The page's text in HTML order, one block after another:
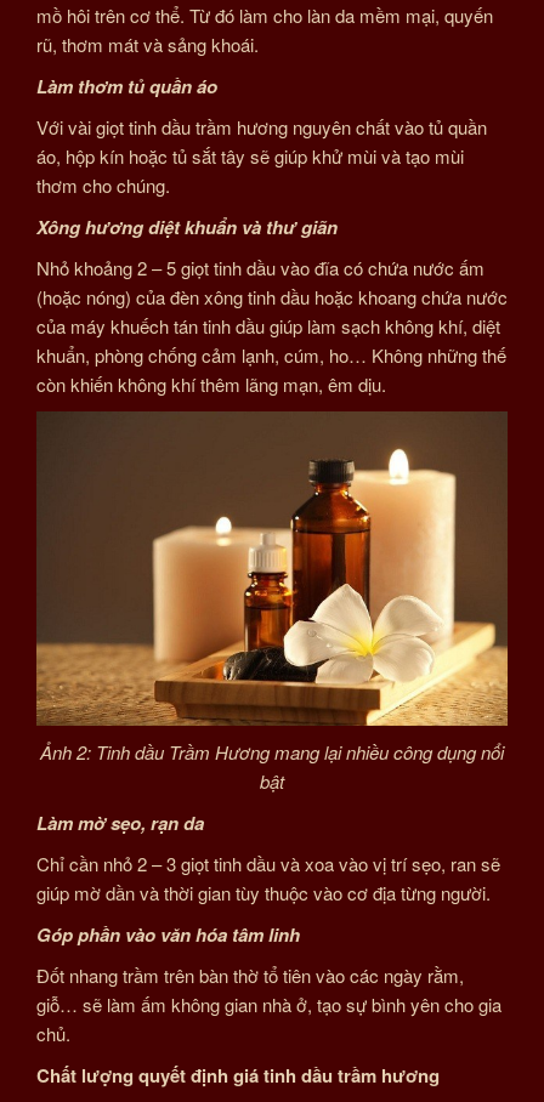
mồ hôi trên cơ thể. Từ đó làm cho làn da mềm mại, quyến
rũ, thơm mát và sảng khoái.
Làm thơm tủ quần áo
Với vài giọt tinh dầu trầm hương nguyên chất vào tủ quần
áo, hộp kín hoặc tủ sắt tây sẽ giúp khử mùi và tạo mùi
thơm cho chúng.
Xông hương diệt khuẩn và thư giãn
Nhỏ khoảng 2 – 5 giọt tinh dầu vào đĩa có chứa nước ấm
(hoặc nóng) của đèn xông tinh dầu hoặc khoang chứa nước
của máy khuếch tán tinh dầu giúp làm sạch không khí, diệt
khuẩn, phòng chống cảm lạnh, cúm, ho… Không những thế
còn khiến không khí thêm lãng mạn, êm dịu.
Ảnh 2: Tinh dầu Trầm Hương mang lại nhiều công dụng nổi
bật
Làm mờ sẹo, rạn da
Chỉ cần nhỏ 2 – 3 giọt tinh dầu và xoa vào vị trí sẹo, ran sẽ
giúp mờ dần và thời gian tùy thuộc vào cơ địa từng người.
Góp phần vào văn hóa tâm linh
Đốt nhang trầm trên bàn thờ tổ tiên vào các ngày rằm,
giỗ… sẽ làm ấm không gian nhà ở, tạo sự bình yên cho gia
chủ.
Chất lượng quyết định giá tinh dầu trầm hương